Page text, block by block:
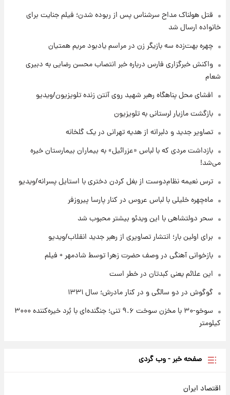
۷ ساعت پیش
۸ ساعت پیش
۸ ساعت پیش
قیمت محصولات ایران‌خودرو و سایپا امروز شنبه
۱۷ مرداد ۱۴۰۵
شنبه ۱۷ مرداد ۱۴۰۵
۲۲ ساعت پیش
بازیکن به درد نخور استقلال با مقصد اروپا این
قتل هولناک مداح سرشناس پس از ربوده شدن؛ فیلم جنایت برای
خانواده ارسال شد
چهره بهت‌زده سه بازیگر زن در مراسم یادبود مریم همتیان
واکنش خبرگزاری فارس درباره خبر انتصاب محسن رضایی به دبیری
شعام
افشای محل پناهگاه‌ رهبر شهید روی آنتن زنده تلویزیون/ویدیو
بازگشت مازیار لرستانی به تلویزیون
تصاویر جدید و دلبرانه از هدیه تهرانی در یک گلخانه
بازداشت مردی که با لباس «عزرائیل» به بیماران بیمارستان خیره
می‌شد!
ترس نعیمه نظام‌دوست از بغل کردن دختری با استایل پسرانه/ویدیو
ماه‌چهره خلیلی با لباس عروس در کنار پارسا پیروزفر
سحر دولتشاهی با این ویدئو بیشتر محبوب شد
برای اولین بار؛ انتشار تصاویری از رهبر جدید انقلاب/ویدیو
بازخوانی آهنگی در وصف حضرت زهرا توسط شادمهر + فیلم
این علائم یعنی کبدتان در خطر است
گوگوش در دو سالگی و در کنار مادرش؛ سال ۱۳۳۱
سوخو-۳۰ با مخزن سوخت ۹.۶ تنی؛ جنگنده‌ای با بُرد خیره‌کننده ۳۰۰۰
کیلومتر
صفحه خبر - وب گردی
اقتصاد ایران